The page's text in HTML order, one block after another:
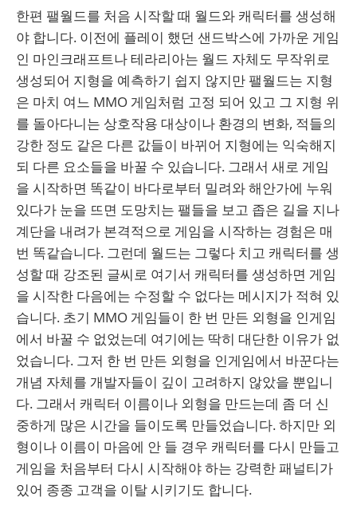
한편 팰월드를 처음 시작할 때 월드와 캐릭터를 생성해
야 합니다. 이전에 플레이 했던 샌드박스에 가까운 게임
인 마인크래프트나 테라리아는 월드 자체도 무작위로
생성되어 지형을 예측하기 쉽지 않지만 팰월드는 지형
은 마치 여느 MMO 게임처럼 고정 되어 있고 그 지형 위
를 돌아다니는 상호작용 대상이나 환경의 변화, 적들의
강한 정도 같은 다른 값들이 바뀌어 지형에는 익숙해지
되 다른 요소들을 바꿀 수 있습니다. 그래서 새로 게임
을 시작하면 똑같이 바다로부터 밀려와 해안가에 누워
있다가 눈을 뜨면 도망치는 팰들을 보고 좁은 길을 지나
계단을 내려가 본격적으로 게임을 시작하는 경험은 매
번 똑같습니다. 그런데 월드는 그렇다 치고 캐릭터를 생
성할 때 강조된 글씨로 여기서 캐릭터를 생성하면 게임
을 시작한 다음에는 수정할 수 없다는 메시지가 적혀 있
습니다. 초기 MMO 게임들이 한 번 만든 외형을 인게임
에서 바꿀 수 없었는데 여기에는 딱히 대단한 이유가 없
었습니다. 그저 한 번 만든 외형을 인게임에서 바꾼다는
개념 자체를 개발자들이 깊이 고려하지 않았을 뿐입니
다. 그래서 캐릭터 이름이나 외형을 만드는데 좀 더 신
중하게 많은 시간을 들이도록 만들었습니다. 하지만 외
형이나 이름이 마음에 안 들 경우 캐릭터를 다시 만들고
게임을 처음부터 다시 시작해야 하는 강력한 패널티가
있어 종종 고객을 이탈 시키기도 합니다.